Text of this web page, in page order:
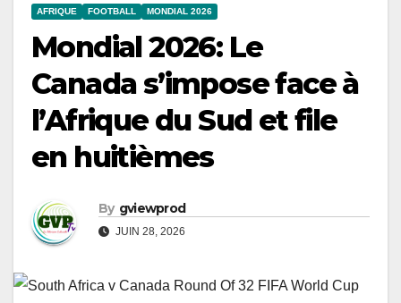
AFRIQUE FOOTBALL MONDIAL 2026
Mondial 2026: Le
Canada s’impose face à
l’Afrique du Sud et file
en huitièmes
By gviewprod
JUIN 28, 2026